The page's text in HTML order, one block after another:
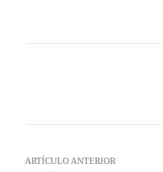
ARTÍCULO ANTERIOR